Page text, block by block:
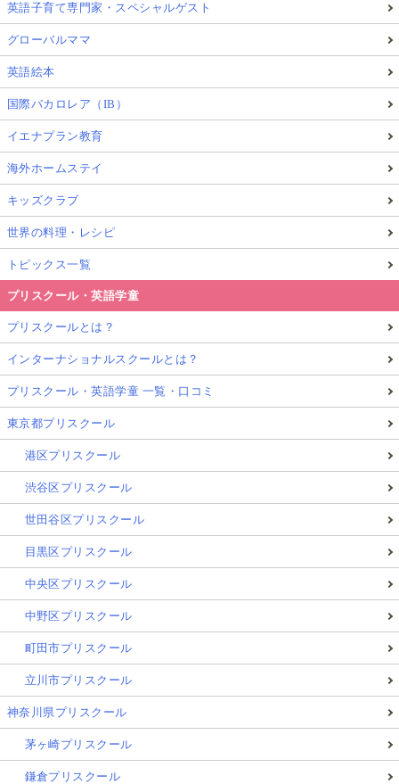
英語子育て専門家・スペシャルゲスト
グローバルママ
英語絵本
国際バカロレア（IB）
イエナプラン教育
海外ホームステイ
キッズクラブ
世界の料理・レシピ
トピックス一覧
プリスクール・英語学童
プリスクールとは？
インターナショナルスクールとは？
プリスクール・英語学童 一覧・口コミ
東京都プリスクール
港区プリスクール
渋谷区プリスクール
世田谷区プリスクール
目黒区プリスクール
中央区プリスクール
中野区プリスクール
町田市プリスクール
立川市プリスクール
神奈川県プリスクール
茅ヶ崎プリスクール
鎌倉プリスクール